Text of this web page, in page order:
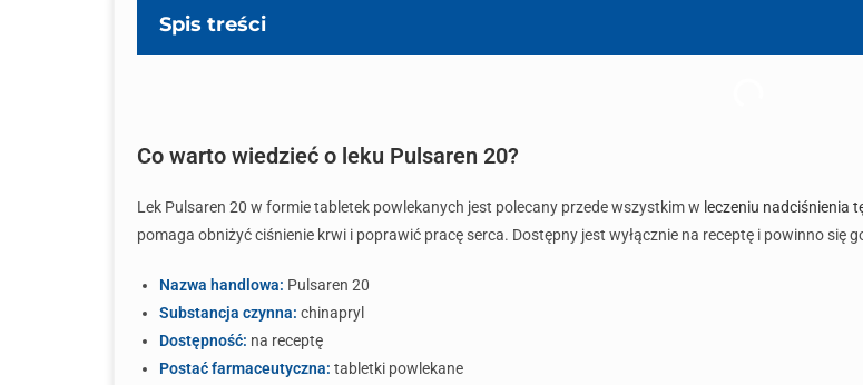
Spis treści
Co warto wiedzieć o leku Pulsaren 20?
Lek Pulsaren 20 w formie tabletek powlekanych jest polecany przede wszystkim w leczeniu nadciśnienia
pomaga obniżyć ciśnienie krwi i poprawić pracę serca. Dostępny jest wyłącznie na receptę i powinno się
Nazwa handlowa: Pulsaren 20
Substancja czynna: chinapryl
Dostępność: na receptę
Postać farmaceutyczna: tabletki powlekane